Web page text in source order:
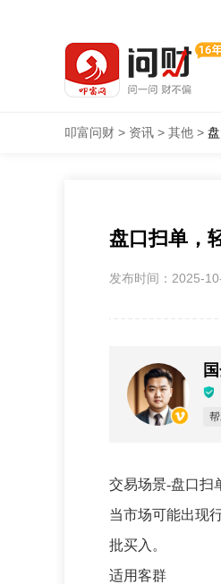
叩富问财 > 资讯 > 其他 >
盘口扫单，
发布时间：2025-
交易场景-盘口扫
当市场可能出现
批买入。
适用客群